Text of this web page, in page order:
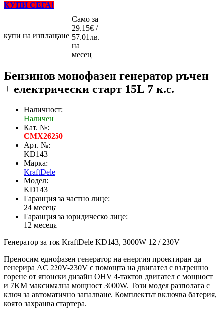
КУПИ СЕГА!
купи на изплащане
Само за
29.15€ /
57.01лв.
на
месец
Бензинов монофазен генератор ръчен
+ електрически старт 15L 7 к.с.
Наличност:
Наличен
Кат. №:
CMX26250
Арт. №:
KD143
Марка:
KraftDele
Модел:
KD143
Гаранция за частно лице:
24 месеца
Гаранция за юридическо лице:
12 месеца
Генератор за ток KraftDele KD143, 3000W 12 / 230V
Преносим еднофазен генератор на енергия проектиран да
генерира AC 220V-230V с помощта на двигател с вътрешно
горене от японски дизайн OHV 4-тактов двигател с мощност
и 7KM максимална мощност 3000W. Този модел разполага с
ключ за автоматично запалване. Комплектът включва батерия,
която захранва стартера.